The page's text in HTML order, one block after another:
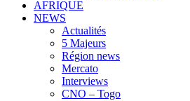
AFRIQUE
NEWS
Actualités
5 Majeurs
Région news
Mercato
Interviews
CNO – Togo